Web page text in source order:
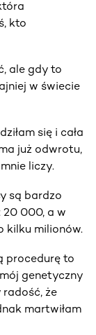
kto
ale gdy to
w świecie
się i cała
już odwrotu,
liczy.
są bardzo
20 000, a w
kilku milionów.
procedurę to
genetyczny
że
martwiłam